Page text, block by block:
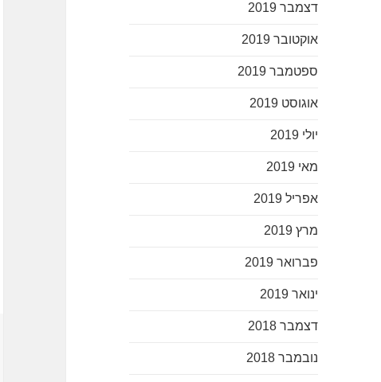
דצמבר 2019
אוקטובר 2019
ספטמבר 2019
אוגוסט 2019
יולי 2019
מאי 2019
אפריל 2019
מרץ 2019
פברואר 2019
ינואר 2019
דצמבר 2018
נובמבר 2018